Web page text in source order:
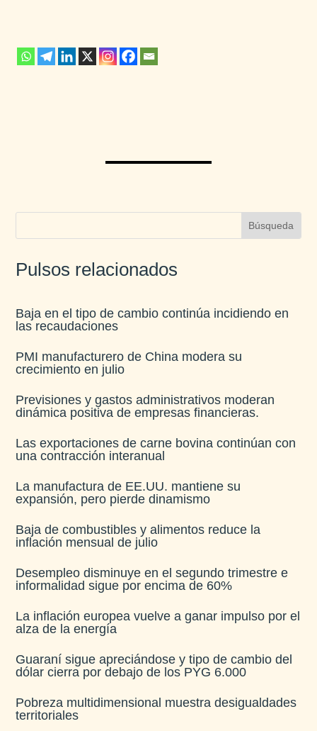
Pulsos relacionados
Baja en el tipo de cambio continúa incidiendo en
las recaudaciones​
PMI manufacturero de China modera su
crecimiento en julio​
Previsiones y gastos administrativos moderan
dinámica positiva de empresas financieras​.
Las exportaciones de carne bovina continúan con
una contracción interanual
La manufactura de EE.UU. mantiene su
expansión, pero pierde dinamismo
Baja de combustibles y alimentos reduce la
inflación mensual de julio​
Desempleo disminuye en el segundo trimestre e
informalidad sigue por encima de 60%
La inflación europea vuelve a ganar impulso por el
alza de la energía
Guaraní sigue apreciándose y tipo de cambio del
dólar cierra por debajo de los PYG 6.000
Pobreza multidimensional muestra desigualdades
territoriales